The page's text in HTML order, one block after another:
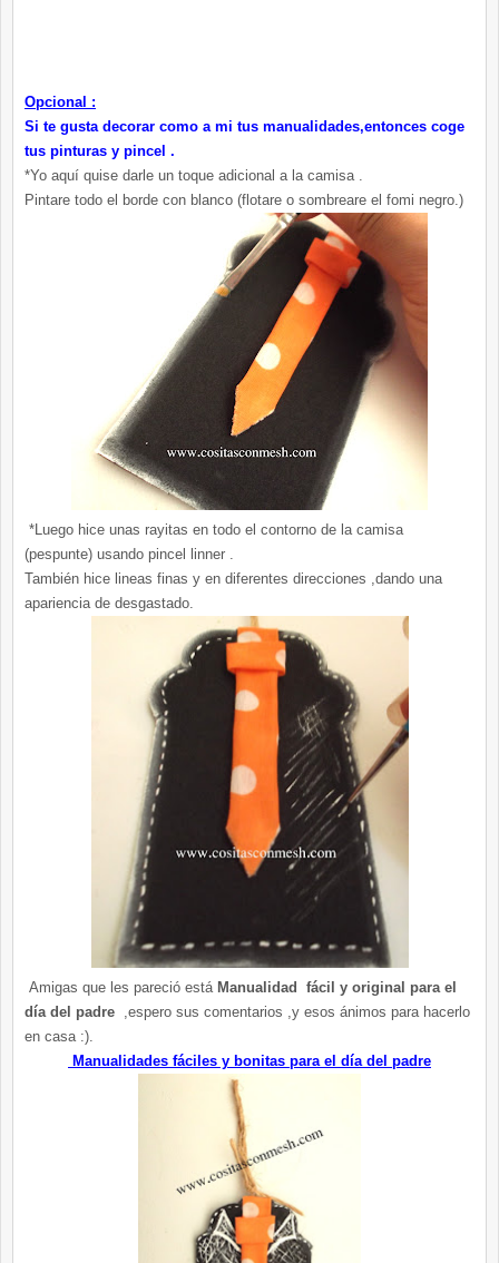
Opcional :
Si te gusta decorar como a mi tus manualidades,entonces coge
tus pinturas y pincel .
*Yo aquí quise darle un toque adicional a la camisa .
Pintare todo el borde con blanco (flotare o sombreare el fomi negro.)
*Luego hice unas rayitas en todo el contorno de la camisa
(pespunte) usando pincel linner .
También hice lineas finas y en diferentes direcciones ,dando una
apariencia de desgastado.
Amigas que les pareció está Manualidad fácil y original para el
día del padre ,espero sus comentarios ,y esos ánimos para hacerlo
en casa :).
Manualidades fáciles y bonitas para el día del padre